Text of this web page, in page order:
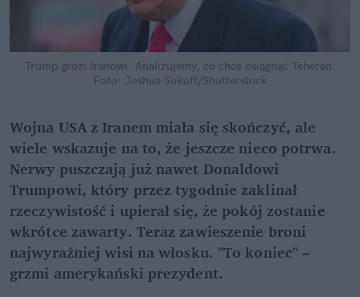
Trump grozi Iranowi. Analizujemy, co chce osiągnąć Teheran.
Foto: Joshua Sukoff/Shutterstock
Wojna USA z Iranem miała się skończyć, ale
wiele wskazuje na to, że jeszcze nieco potrwa.
Nerwy puszczają już nawet Donaldowi
Trumpowi, który przez tygodnie zaklinał
rzeczywistość i upierał się, że pokój zostanie
wkrótce zawarty. Teraz zawieszenie broni
najwyraźniej wisi na włosku. "To koniec" –
grzmi amerykański prezydent.